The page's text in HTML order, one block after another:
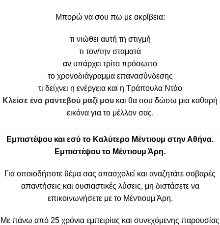
Μπορώ να σου πω με ακρίβεια:
τι νιώθει αυτή τη στιγμή
τι τον/την σταματά
αν υπάρχει τρίτο πρόσωπο
το χρονοδιάγραμμα επανασύνδεσης
τι δείχνει η ενέργεια και η Τράπουλα Ντάο
Κλείσε ένα ραντεβού μαζί μου και θα σου δώσω μια καθαρή
εικόνα για το μέλλον σας.
Εμπιστέψου και εσύ το Καλύτερο Μέντιουμ στην Αθήνα.
Εμπιστέψου το Μέντιουμ Άρη.
Για οποιοδήποτε θέμα σας απασχολεί και αναζητάτε σοβαρές
απαντήσεις και ουσιαστικές λύσεις, μη διστάσετε να
επικοινωνήσετε με το Μέντιουμ Άρη.
Με πάνω από 25 χρόνια εμπειρίας και συνεχόμενης παρουσίας